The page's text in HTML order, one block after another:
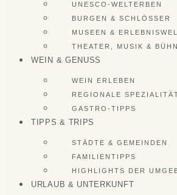
UNESCO-WELTERBEN
BURGEN & SCHLÖSSER
MUSEEN &
THEATER, MUSIK &
WEIN & GENUSS
WEIN ERLEBEN
REGIONALE
GASTRO-TIPPS
TIPPS & TRIPS
STÄDTE & GEMEINDEN
FAMILIENTIPPS
HIGHLIGHTS DER
URLAUB & UNTERKUNFT